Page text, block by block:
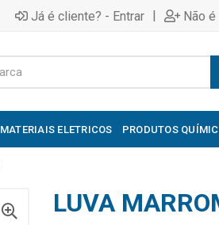
Já é cliente? - Entrar | Não
MATERIAIS ELETRICOS PRODUTOS
LUVA